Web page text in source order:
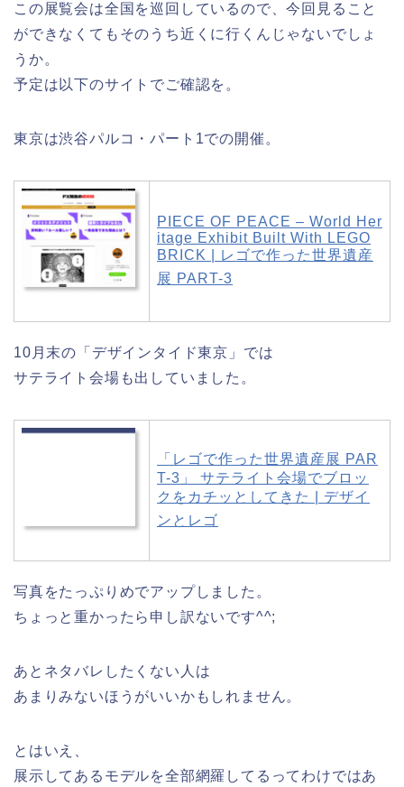
この展覧会は全国を巡回しているので、今回見ること
ができなくてもそのうち近くに行くんじゃないでしょ
うか。
予定は以下のサイトでご確認を。
東京は渋谷パルコ・パート1での開催。
PIECE OF PEACE – World Her
itage Exhibit Built With LEGO
BRICK | レゴで作った世界遺産
展 PART-3
10月末の「デザインタイド東京」では
サテライト会場も出していました。
「レゴで作った世界遺産展 PAR
T-3」 サテライト会場でブロッ
クをカチッとしてきた | デザイ
ンとレゴ
写真をたっぷりめでアップしました。
ちょっと重かったら申し訳ないです^^;
あとネタバレしたくない人は
あまりみないほうがいいかもしれません。
とはいえ、
展示してあるモデルを全部網羅してるってわけではあ